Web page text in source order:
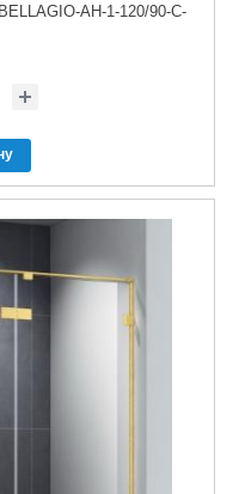
AH-1-120/90-C-